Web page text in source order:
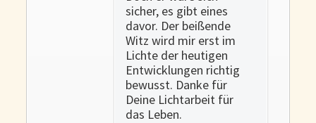
sicher, es gibt eines
davor. Der beißende
Witz wird mir erst im
Lichte der heutigen
Entwicklungen richtig
bewusst. Danke für
Deine Lichtarbeit für
das Leben.